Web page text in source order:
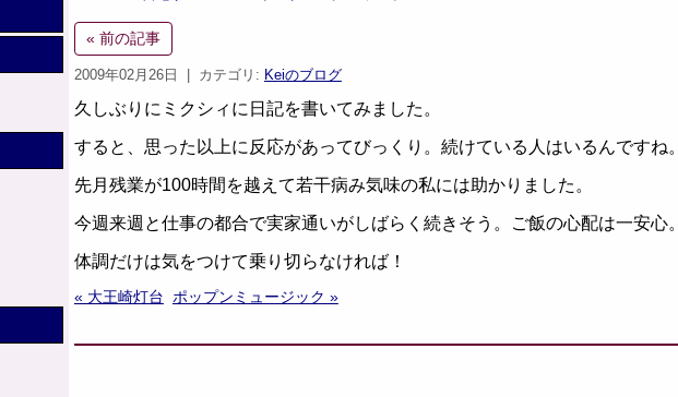
« 前の記事
2009年02月26日 | カテゴリ: Keiのブログ
久しぶりにミクシィに日記を書いてみました。
すると、思った以上に反応があってびっくり。続けている人はいるんですね。
先月残業が100時間を越えて若干病み気味の私には助かりました。
今週来週と仕事の都合で実家通いがしばらく続きそう。ご飯の心配は一安心。
体調だけは気をつけて乗り切らなければ！
« 大王崎灯台 ポップンミュージック »